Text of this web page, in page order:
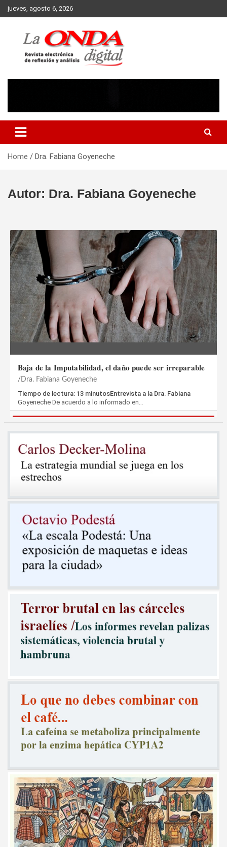
Skip
to
jueves, agosto 6, 2026
Home Dra. Fabiana Goyeneche
Autor: Dra. Fabiana Goyeneche
Baja de la Imputabilidad, el daño puede ser irreparable
Dra. Fabiana Goyeneche
Tiempo de lectura: 13 minutosEntrevista a la Dra. Fabiana
Goyeneche De acuerdo a lo informado en…